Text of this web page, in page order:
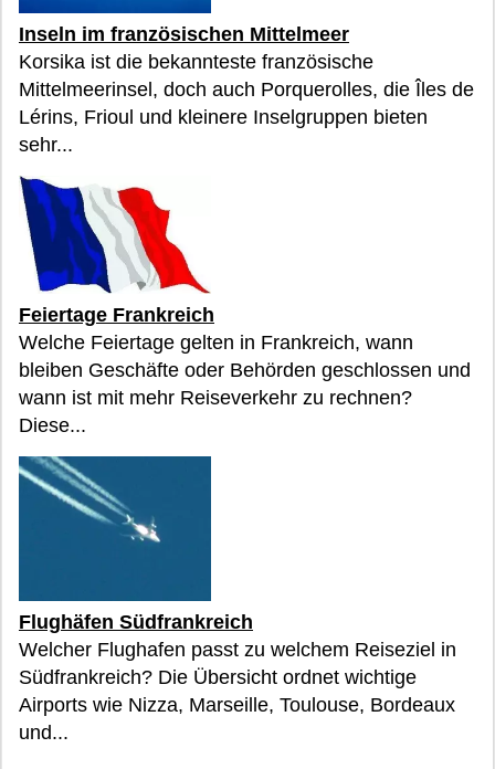
Inseln im französischen Mittelmeer
Korsika ist die bekannteste französische
Mittelmeerinsel, doch auch Porquerolles, die Îles de
Lérins, Frioul und kleinere Inselgruppen bieten
sehr...
Feiertage Frankreich
Welche Feiertage gelten in Frankreich, wann
bleiben Geschäfte oder Behörden geschlossen und
wann ist mit mehr Reiseverkehr zu rechnen?
Diese...
Flughäfen Südfrankreich
Welcher Flughafen passt zu welchem Reiseziel in
Südfrankreich? Die Übersicht ordnet wichtige
Airports wie Nizza, Marseille, Toulouse, Bordeaux
und...